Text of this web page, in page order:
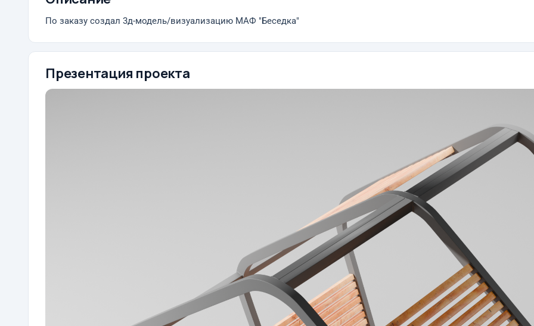
По заказу создал 3д-модель/визуализацию МАФ "Беседка"
Презентация проекта